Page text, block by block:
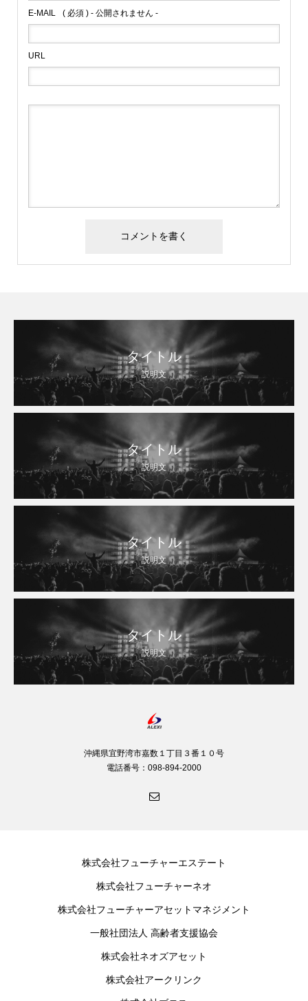
E-MAIL ( 必須 ) - 公開されません -
URL
タイトル
説明文
タイトル
説明文
タイトル
説明文
タイトル
説明文
沖縄県宜野湾市嘉数１丁目３番１０号
電話番号：098-894-2000
株式会社フューチャーエステート
株式会社フューチャーネオ
株式会社フューチャーアセットマネジメント
一般社団法人 高齢者支援協会
株式会社ネオズアセット
株式会社アークリンク